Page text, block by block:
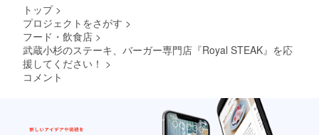
トップ >
プロジェクトをさがす >
フード・飲食店 >
武蔵小杉のステーキ、バーガー専門店『Royal STEAK』を応
援してください！ >
コメント